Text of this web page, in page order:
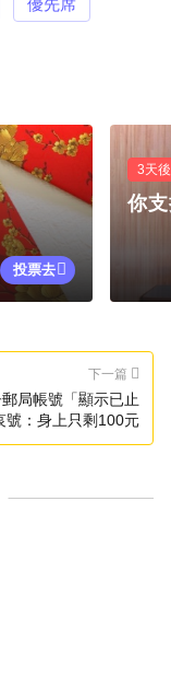
投票去
3天
你
下一篇
局帳號「顯示已止
號：身上只剩100元